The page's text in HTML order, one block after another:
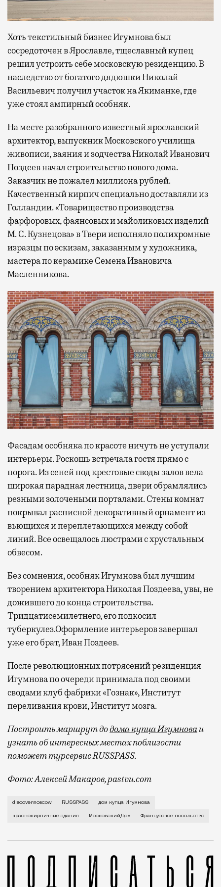
Хоть текстильный бизнес Игумнова был
сосредоточен в Ярославле, тщеславный купец
решил устроить себе московскую резиденцию. В
наследство от богатого дядюшки Николай
Васильевич получил участок на Якиманке, где
уже стоял ампирный особняк.
На месте разобранного известный ярославский
архитектор, выпускник Московского училища
живописи, ваяния и зодчества Николай Иванович
Поздеев начал строительство нового дома.
Заказчик не пожалел миллиона рублей.
Качественный кирпич специально доставляли из
Голландии. «Товарищество производства
фарфоровых, фаянсовых и майоликовых изделий
М. С. Кузнецова» в Твери исполняло полихромные
изразцы по эскизам, заказанным у художника,
мастера по керамике Семена Ивановича
Масленникова.
Фасадам особняка по красоте ничуть не уступали
интерьеры. Роскошь встречала гостя прямо с
порога. Из сеней под крестовые своды залов вела
широкая парадная лестница, двери обрамлялись
резными золочеными порталами. Стены комнат
покрывал расписной декоративный орнамент из
вьющихся и переплетающихся между собой
линий. Все освещалось люстрами с хрустальным
обвесом.
Без сомнения, особняк Игумнова был лучшим
творением архитектора Николая Поздеева, увы, не
дожившего до конца строительства.
Тридцатисемилетнего, его подкосил
туберкулез.Оформление интерьеров завершал
уже его брат, Иван Поздеев.
После революционных потрясений резиденция
Игумнова по очереди принимала под своими
сводами клуб фабрики «Гознак», Институт
переливания крови, Институт мозга.
Построить маршрут додома купца Игумноваи
узнать об интересных местах поблизости
поможет турсервис RUSSPASS.
Фото: Алексей Макаров, pastvu.com
Большая Якиманка, 43 1888–1895 гг.
discovermoscow RUSSPASS дом купца Игумнова
краснокирпичные здания МосковскийДом Французское посольство